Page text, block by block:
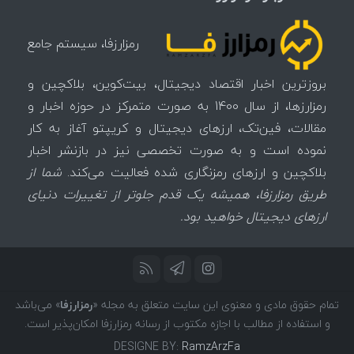
رمزارزفا، سیستم جامع
بروزترین اخبار اقتصاد دیجیتال، بیت‌کوین، بلاکچین و
رمزارزها، از سال 1400 به صورت متمرکز در حوزه اخبار و
مقالات، فین‌تک، ارزهای‌ دیجیتال و کریپتو آغاز به کار
نموده است و به صورت تخصصی نیز در بازنشر اخبار
بلاکچین و ارزهای رمزنگاری شده فعالیت می‌کند.شما از
طریق رمزارزفا، همیشه یک قدم جلوتر از تغییرات دنیای
ارزهای دیجیتال خواهید بود.
تمام حقوق مادی و معنوی این سایت متعلق به مجله «رمزارزفا» می‌باشد
و استفاده از مطالب با اجازه مکتوب از رسانه رمزارزفا امکان‌پذیر است.
DESIGNE BY: RamzArzFa